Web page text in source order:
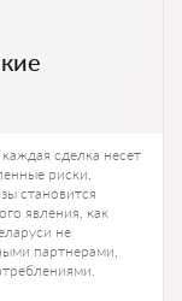
сделка несет
риски,
становится
явления, как
не
партнерами,